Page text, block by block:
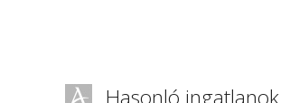
Hasonló ingatlanok